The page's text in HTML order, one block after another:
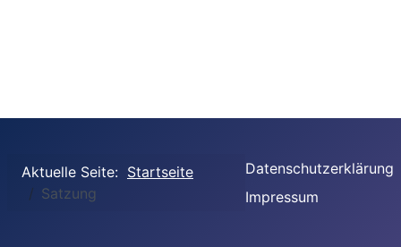
Aktuelle Seite: Startseite
Satzung
Datenschutzerklärung
Impressum